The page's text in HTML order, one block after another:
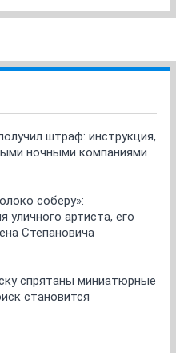
штраф: инструкция,
ночными компаниями
соберу»:
уличного артиста, его
Степановича
спрятаны миниатюрные
становится